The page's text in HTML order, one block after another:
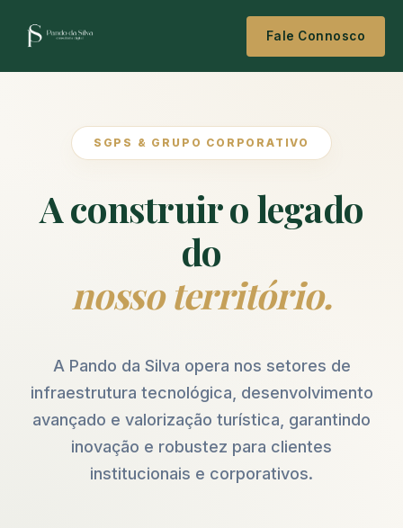
Fale Connosco
SGPS & GRUPO CORPORATIVO
A construir o legado
do
nosso território.
A Pando da Silva opera nos setores de
infraestrutura tecnológica, desenvolvimento
avançado e valorização turística, garantindo
inovação e robustez para clientes
institucionais e corporativos.